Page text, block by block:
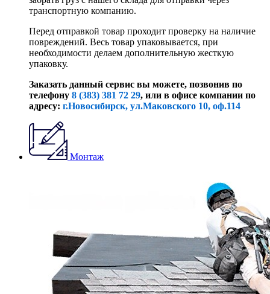
транспортную компанию.
Перед отправкой товар проходит проверку на наличие
повреждений. Весь товар упаковывается, при
необходимости делаем дополнительную жесткую
упаковку.
Заказать данный сервис вы можете, позвонив по
телефону 8 (383) 381 72 29, или в офисе компании по
адресу: г.Новосибирск, ул.Маковского 10, оф.114
Монтаж